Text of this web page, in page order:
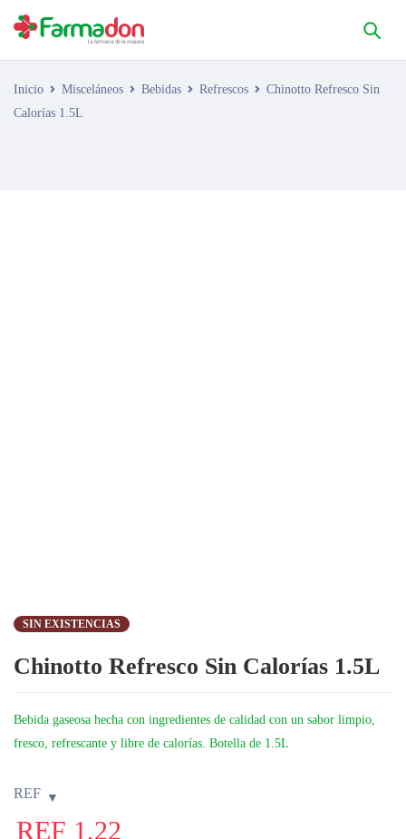
Inicio Misceláneos Bebidas Refrescos
Chinotto Refresco Sin
Calorías 1.5L
SIN EXISTENCIAS
Chinotto Refresco Sin Calorías 1.5L
Bebida gaseosa hecha con ingredientes de calidad con un sabor limpio,
fresco, refrescante y libre de calorías. Botella de 1.5L
REF
REF 1,22